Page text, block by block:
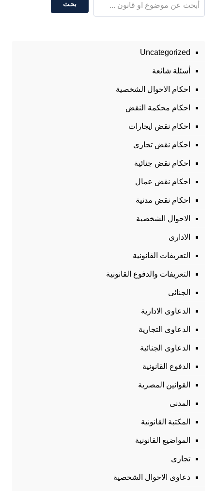
بحث
Uncategorized
أسئلة شائعة
احكام الاحوال الشخصية
احكام محكمة النقض
احكام نقض ايجارات
احكام نقض تجارى
احكام نقض جنائية
احكام نقض عمال
احكام نقض مدنية
الاحوال الشخصية
الادارى
التعريفات القانونية
التعريفات والدفوع القانونية
الجنائى
الدعاوى الادارية
الدعاوى التجارية
الدعاوى الجنائية
الدفوع القانونية
القوانين المصرية
المدنى
المكتبة القانونية
المواضيع القانونية
تجارى
دعاوى الاحوال الشخصية